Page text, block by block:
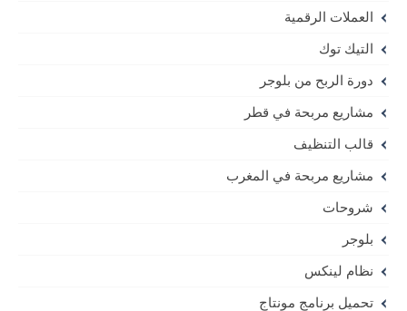
العملات الرقمية
التيك توك
دورة الربح من بلوجر
مشاريع مربحة في قطر
قالب التنظيف
مشاريع مربحة في المغرب
شروحات
بلوجر
نظام لينكس
تحميل برنامج مونتاج